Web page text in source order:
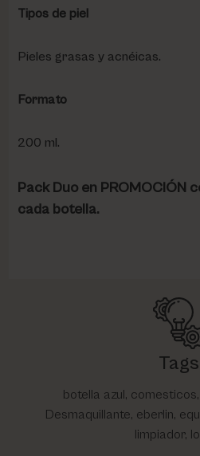
Tipos de piel
Pieles grasas y acnéicas.
Formato
200 ml.
Pack Duo en PROMOCIÓN
cada botella.
Tags
botella azul,
Desmaquillante, eberlin,
limpiador,